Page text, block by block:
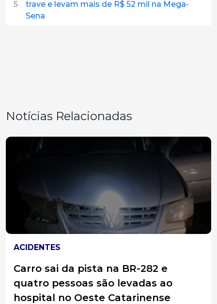
5
trave e levam mais de R$ 52 mil na Mega-
Sena
Notícias Relacionadas
ACIDENTES
Carro sai da pista na BR-282 e
quatro pessoas são levadas ao
hospital no Oeste Catarinense